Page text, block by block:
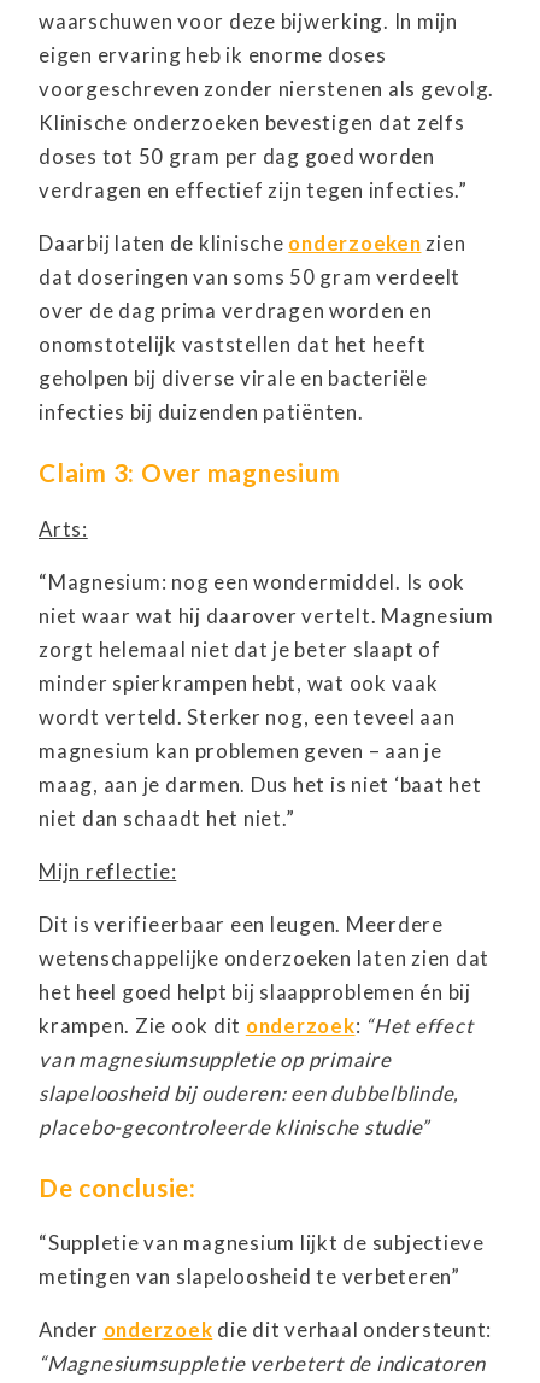
waarschuwen voor deze bijwerking. In mijn
eigen ervaring heb ik enorme doses
voorgeschreven zonder nierstenen als gevolg.
Klinische onderzoeken bevestigen dat zelfs
doses tot 50 gram per dag goed worden
verdragen en effectief zijn tegen infecties.”
Daarbij laten de klinische onderzoeken zien
dat doseringen van soms 50 gram verdeelt
over de dag prima verdragen worden en
onomstotelijk vaststellen dat het heeft
geholpen bij diverse virale en bacteriële
infecties bij duizenden patiënten.
Claim 3: Over magnesium
Arts:
“Magnesium: nog een wondermiddel. Is ook
niet waar wat hij daarover vertelt. Magnesium
zorgt helemaal niet dat je beter slaapt of
minder spierkrampen hebt, wat ook vaak
wordt verteld. Sterker nog, een teveel aan
magnesium kan problemen geven – aan je
maag, aan je darmen. Dus het is niet ‘baat het
niet dan schaadt het niet.”
Mijn reflectie:
Dit is verifieerbaar een leugen. Meerdere
wetenschappelijke onderzoeken laten zien dat
het heel goed helpt bij slaapproblemen én bij
krampen. Zie ook dit onderzoek: “Het effect
van magnesiumsuppletie op primaire
slapeloosheid bij ouderen: een dubbelblinde,
placebo-gecontroleerde klinische studie”
De conclusie:
“Suppletie van magnesium lijkt de subjectieve
metingen van slapeloosheid te verbeteren”
Ander onderzoek die dit verhaal ondersteunt:
“Magnesiumsuppletie verbetert de indicatoren